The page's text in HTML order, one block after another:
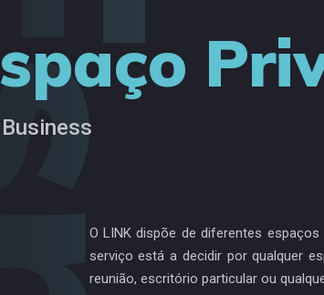
Business
O LINK dispõe de diferentes
serviço está a decidir por qualquer
reunião, escritório particular ou